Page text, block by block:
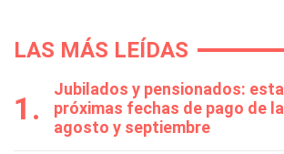
LAS MÁS LEÍDAS
Jubilados y pensionados:
próximas fechas de pago de la
agosto y septiembre